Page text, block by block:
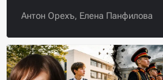
Антон Орехъ, Елена Панфилова